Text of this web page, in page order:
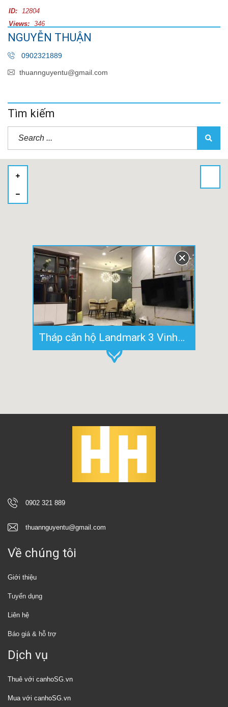
ID:
12804
Views: 346
NGUYỄN THUẬN
0902321889
thuannguyentu@gmail.com
Tìm kiếm
Tháp căn hộ Landmark 3 Vinhomes Central Park cho thuê 100m2 / 3PN-2WC
0902 321 889
thuannguyentu@gmail.com
Về chúng tôi
Giới thiệu
Tuyển dụng
Liên hệ
Báo giá & hỗ trợ
Dịch vụ
Thuê với canhoSG.vn
Mua với canhoSG.vn